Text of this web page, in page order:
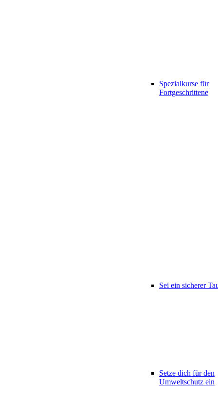
Spezialkurse für
Fortgeschrittene
Sei ein sicherer
Setze dich für den
Umweltschutz ein